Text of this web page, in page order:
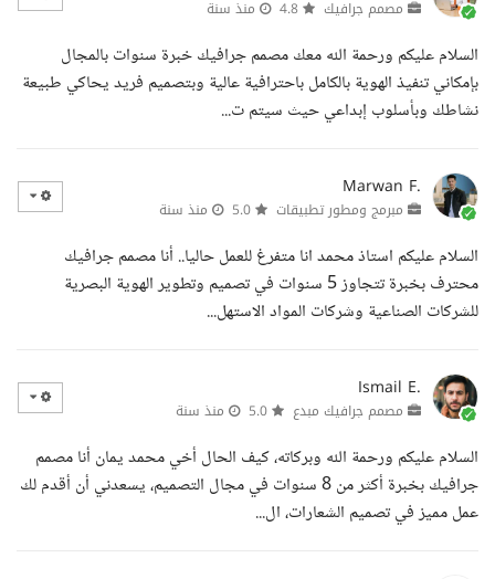
مصمم جرافيك منذ سنة
السلام عليكم ورحمة الله معك مصمم جرافيك خبرة سنوات بالمجال
بإمكاني تنفيذ الهوية بالكامل باحترافية عالية وبتصميم فريد يحاكي طبيعة
نشاطك وبأسلوب إبداعي حيث سيتم ت...
Marwan F.
مبرمج ومطور تطبيقات منذ سنة
السلام عليكم استاذ محمد انا متفرغ للعمل حاليا.. أنا مصمم جرافيك
محترف بخبرة تتجاوز 5 سنوات في تصميم وتطوير الهوية البصرية
للشركات الصناعية وشركات المواد الاستهل...
Ismail E.
مصمم جرافيك مبدع منذ سنة
السلام عليكم ورحمة الله وبركاته، كيف الحال أخي محمد يمان أنا مصمم
جرافيك بخبرة أكثر من 8 سنوات في مجال التصميم، يسعدني أن أقدم لك
عمل مميز في تصميم الشعارات، ال...